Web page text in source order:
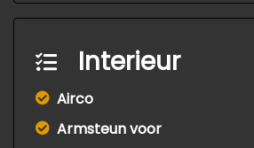
Interieur
Airco
Armsteun voor